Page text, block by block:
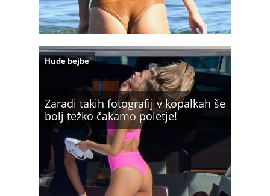
Zaradi takih fotografij v kopalkah še
bolj težko čakamo poletje!
Hude bejbe